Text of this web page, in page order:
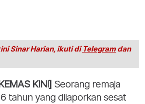
Sinar Harian, ikuti di Telegramdan
KINI] Seorang remaja
tahun yang dilaporkan sesat